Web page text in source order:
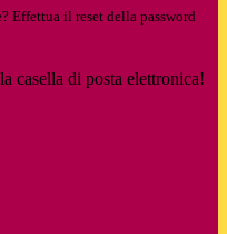
Effettua il reset della password
casella di posta elettronica!